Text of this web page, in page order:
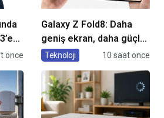
önce
Galaxy Z Fold8: Daha
geniş ekran, daha güçlü
üretkenlik
Teknoloji 10 saat önce